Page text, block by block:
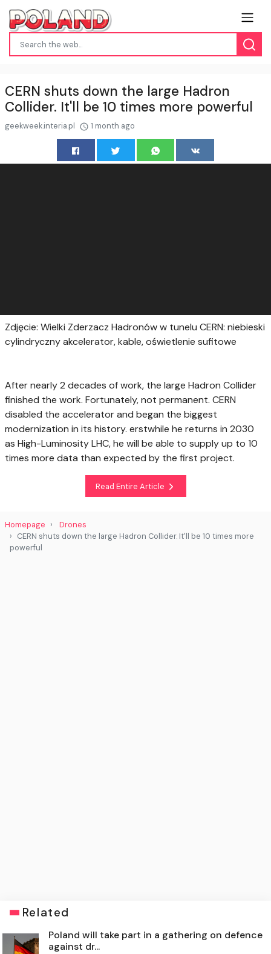
CERN shuts down the large Hadron
Collider. It'll be 10 times more powerful
geekweek.interia.pl 1 month ago
Zdjęcie: Wielki Zderzacz Hadronów w tunelu CERN: niebieski
cylindryczny akcelerator, kable, oświetlenie sufitowe
After nearly 2 decades of work, the large Hadron Collider
finished the work. Fortunately, not permanent. CERN
disabled the accelerator and began the biggest
modernization in its history. erstwhile he returns in 2030
as High-Luminosity LHC, he will be able to supply up to 10
times more data than expected by the first project.
Read Entire Article
Homepage
Drones
CERN shuts down the large Hadron Collider. It'll be 10 times more
powerful
Related
Poland will take part in a gathering on defence
against dr...